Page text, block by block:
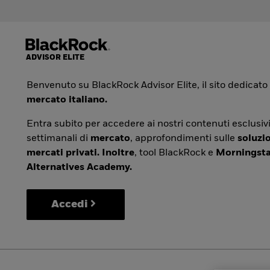
Benvenuto su BlackRock Advisor Elite, il sito dedicato
mercato italiano.
Entra subito per accedere ai nostri contenuti
settimanali di mercato, approfondimenti sulle
mercati privati. Inoltre, tool BlackRock e
Alternatives Academy.
Accedi